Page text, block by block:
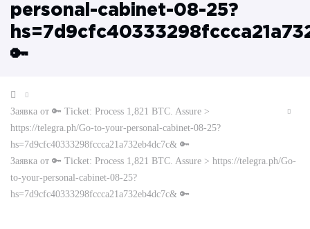
personal-cabinet-08-25?
🔑
Заявка от 🔑 Ticket: Process 1,821 BTC. Assure >
https://telegra.ph/Go-to-your-personal-cabinet-08-25?
hs=7d9cfc40333298fccca21a732eb4dc7c& 🔑
Заявка от 🔑 Ticket: Process 1,821 BTC. Assure > https://telegra.ph/Go-
to-your-personal-cabinet-08-25?
hs=7d9cfc40333298fccca21a732eb4dc7c& 🔑